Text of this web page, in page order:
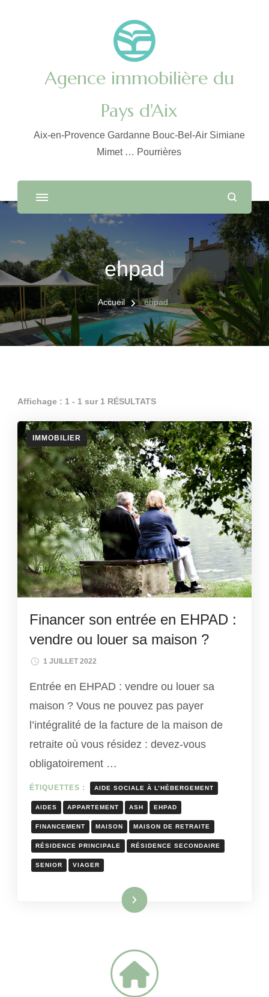
Agence immobilière du
Pays d'Aix
Aix-en-Provence Gardanne Bouc-Bel-Air Simiane
Mimet … Pourrières
ehpad
Accueil ehpad
Affichage : 1 - 1 sur 1 RÉSULTATS
IMMOBILIER
Financer son entrée en EHPAD :
vendre ou louer sa maison ?
1 JUILLET 2022
Entrée en EHPAD : vendre ou louer sa
maison ? Vous ne pouvez pas payer
l’intégralité de la facture de la maison de
retraite où vous résidez : devez-vous
obligatoirement …
ÉTIQUETTES : AIDE SOCIALE À L’HÉBERGEMENT
AIDES APPARTEMENT ASH EHPAD
FINANCEMENT MAISON MAISON DE RETRAITE
RÉSIDENCE PRINCIPALE RÉSIDENCE SECONDAIRE
SENIOR VIAGER
Lire la suite